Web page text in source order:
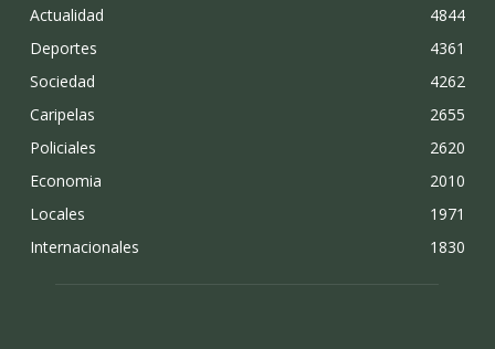
Actualidad
4844
Deportes
4361
Sociedad
4262
Caripelas
2655
Policiales
2620
Economia
2010
Locales
1971
Internacionales
1830